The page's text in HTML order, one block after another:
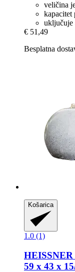
veličina
kapacitet
uključuje
€ 51,49
Besplatna
Košarica
1.0 (1)
HEISSNER
59 x 43 x